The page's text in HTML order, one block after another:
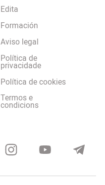
Edita
Formación
Aviso legal
Política de
privacidade
Política de cookies
Termos e
condicions